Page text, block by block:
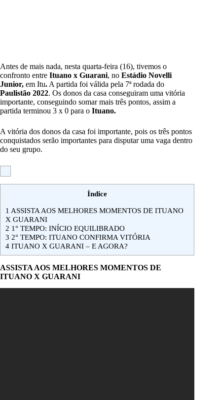
Antes de mais nada, nesta quarta-feira (16), tivemos o
confronto entre Ituano x Guarani, no Estádio Novelli
Junior, em Itu. A partida foi válida pela 7ª rodada do
Paulistão 2022. Os donos da casa conseguiram uma vitória
importante, conseguindo somar mais três pontos, assim a
partida terminou 3 x 0 para o Ituano.
A vitória dos donos da casa foi importante, pois os três pontos
conquistados serão importantes para disputar uma vaga dentro
do seu grupo.
Índice
1 ASSISTA AOS MELHORES MOMENTOS DE ITUANO
X GUARANI
2 1° TEMPO: INÍCIO EQUILIBRADO
3 2° TEMPO: ITUANO CONFIRMA VITÓRIA
4 ITUANO X GUARANI – E AGORA?
ASSISTA AOS MELHORES MOMENTOS DE
ITUANO X GUARANI